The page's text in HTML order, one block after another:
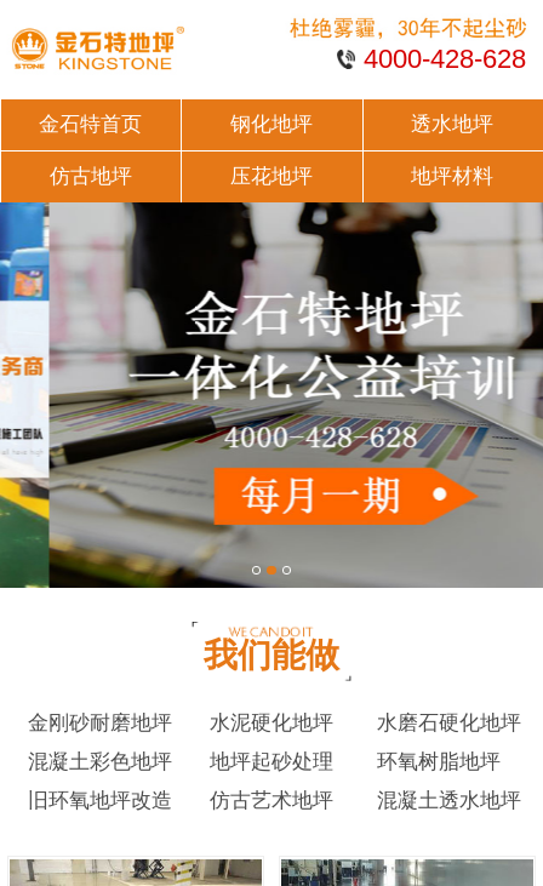
4000-428-628
金石特首页 钢化地坪 透水地坪
仿古地坪 压花地坪 地坪材料
我们能做
金刚砂耐磨地坪 水泥硬化地坪
水磨石硬化地坪
混凝土彩色地坪
地坪起砂处理
环氧树脂地坪
旧环氧地坪改造
仿古艺术地坪 混凝土透水地坪